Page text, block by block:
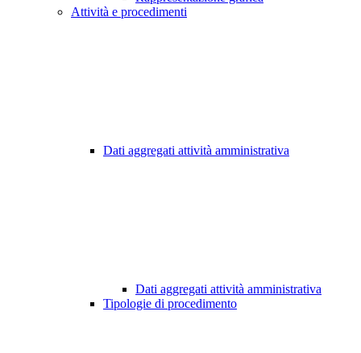
Attività e procedimenti
Dati aggregati attività amministrativa
Dati aggregati attività amministrativa
Tipologie di procedimento